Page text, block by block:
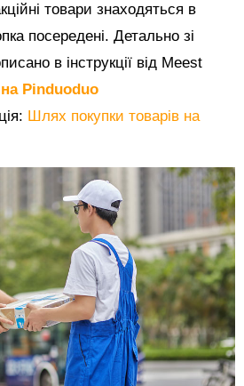
товари знаходяться в
посередені. Детально зі
в інструкції від Meest
Pinduoduo
Шлях покупки товарів на